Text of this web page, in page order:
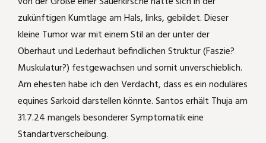
zukünftigen Kumtlage am Hals, links, gebildet. Dieser
kleine Tumor war mit einem Stil an der unter der
Oberhaut und Lederhaut befindlichen Struktur (Faszie?
Muskulatur?) festgewachsen und somit unverschieblich.
Am ehesten habe ich den Verdacht, dass es ein noduläres
equines Sarkoid darstellen könnte. Santos erhält Thuja am
31.7.24 mangels besonderer Symptomatik eine
Standartverscheibung.
Sulphur
Belladonna
Natrium sulfuricum
Periodische Augenentzündung bei
unserem Appaloosamix